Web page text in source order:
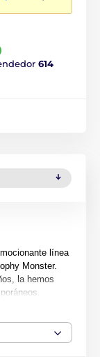
614
línea
Monster.
la hemos
una